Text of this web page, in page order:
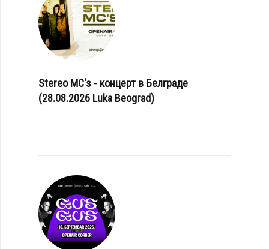
Stereo MC's - концерт в Белграде
(28.08.2026 Luka Beograd)